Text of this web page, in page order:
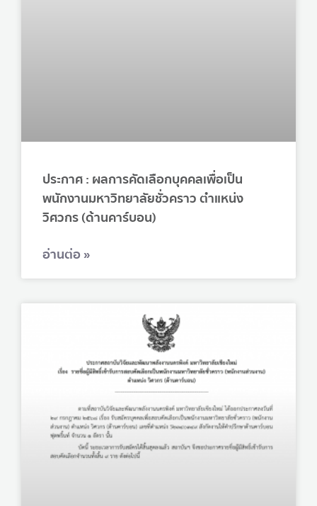
ประกาศ : ผลการคัดเลือกบุคคลเพื่อเป็น
พนักงานมหาวิทยาลัยชั่วคราว ตำแหน่ง
วิศวกร (ด้านคาร์บอน)
อ่านต่อ »